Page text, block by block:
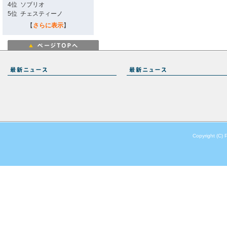
4位 ソブリオ
5位 チェスティーノ
【 さらに表示】
Copyright (C)